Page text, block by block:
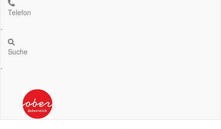
Telefon
.
Suche
.